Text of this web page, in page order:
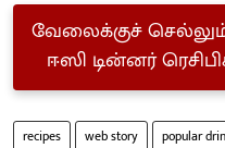
வேலைக்குச்
ஈஸி டின்னர்
recipes web story popular